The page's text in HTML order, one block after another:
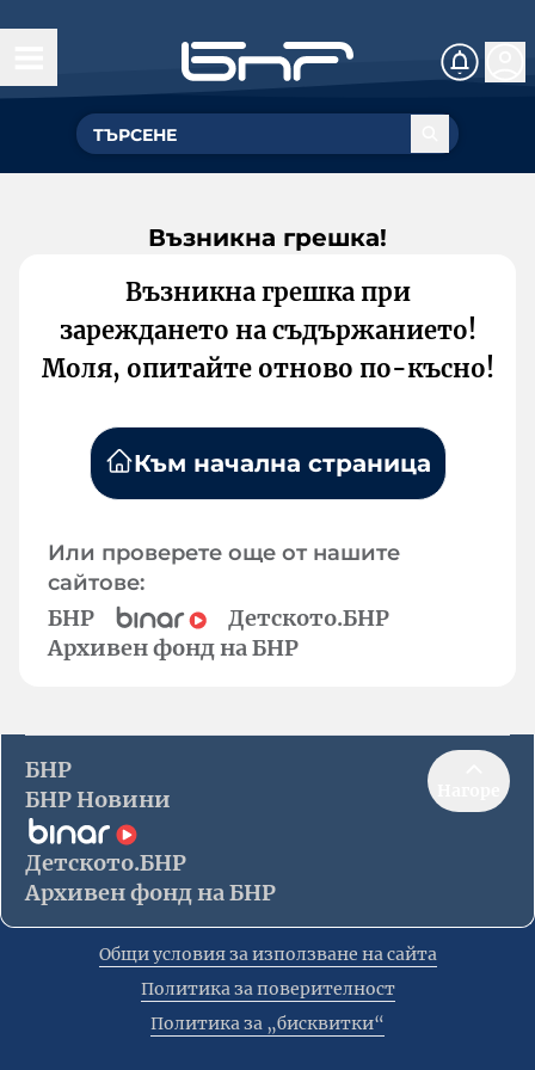
Възникна грешка!
Възникна грешка при
зареждането на съдържанието!
Моля, опитайте отново по-късно!
Към начална страница
Или проверете още от нашите
сайтове:
БНР
Детското.БНР
Архивен фонд на БНР
БНР
БНР Новини
Детското.БНР
Архивен фонд на БНР
Общи условия за използване на сайта
Политика за поверителност
Политика за „бисквитки“